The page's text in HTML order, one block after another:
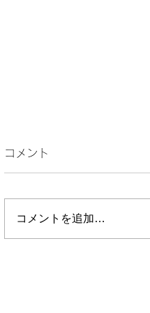
続くんやに！
コメント
コメントを追加…